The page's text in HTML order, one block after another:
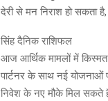
देरी से मन निराश हो सकता
सिंह दैनिक राशिफल
आज आर्थिक मामलों में
पार्टनर के साथ नई योजनाओं
निवेश के नए मौके मिल सकते